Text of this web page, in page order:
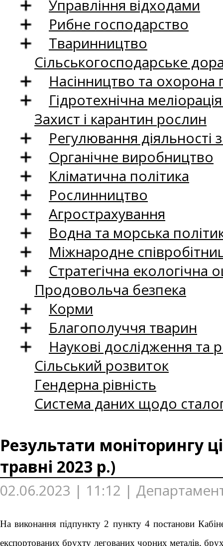
Управління відходами
Рибне господарство
Тваринництво
Сільськогосподарське
Насінництво та
Гідротехнічна
Захист і карантин рослин
Регулювання
Органічне виробництво
Кліматична політика
Рослинництво
Агрострахування
Водна та морська
Міжнародне
Стратегічна екологічна
Продовольча безпека
Корми
Благополуччя тварин
Наукові дослідження та
Сільський розвиток
Гендерна рівність
Система даних щодо
Результати моніторингу
травні 2023 р.)
02.06.2023 | 11:12 |
На виконання підпункту 2 пункту 4 постанови
експортованих брухту легованих чорних металів,